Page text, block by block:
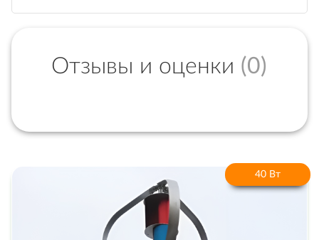
Отзывы и оценки (0)
40 Вт